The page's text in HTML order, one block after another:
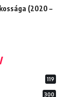
(2020 –
119
300